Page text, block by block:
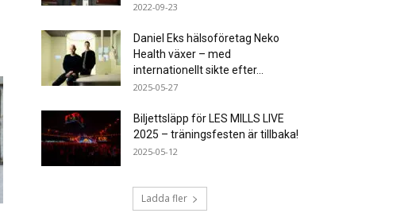
2022-09-23
Daniel Eks hälsoföretag Neko
Health växer – med
internationellt sikte efter...
2025-05-27
Biljettsläpp för LES MILLS LIVE
2025 – träningsfesten är tillbaka!
2025-05-12
Ladda fler